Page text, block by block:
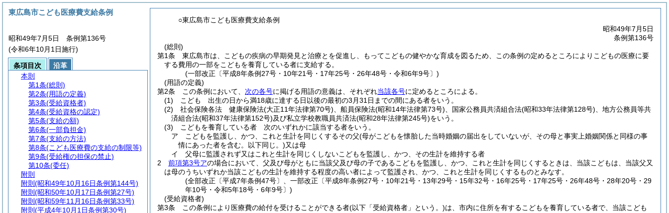
○東広島市こども医療費支給条例
昭和49年7月5日
条例第136号
(総則)
第1条
東広島市は、こどもの疾病の早期発見と治療とを促進し、もってこどもの健やかな育成を図るため、この条例の定めるところによりこどもの医療に要
する費用の一部をこどもを養育している者に支給する。
(一部改正〔平成8年条例27号・10年21号・17年25号・26年48号・令和6年9号〕)
(用語の定義)
第2条
この条例において、 次の各号に掲げる用語の意義は、それぞれ当該各号に定めるところによる。
(1)
こども 出生の日から満18歳に達する日以後の最初の3月31日までの間にある者をいう。
(2)
社会保険各法 健康保険法(大正11年法律第70号) 、船員保険法(昭和14年法律第73号) 、国家公務員共済組合法(昭和33年法律第128号) 、地方公務員等共
済組合法(昭和37年法律第152号)及び私立学校教職員共済法(昭和28年法律第245号)をいう。
(3)
こどもを養育している者 次のいずれかに該当する者をいう。
ア
こどもを監護し、かつ、これと生計を同じくするその父(母がこどもを懐胎した当時婚姻の届出をしていないが、その母と事実上婚姻関係と同様の事
情にあった者を含む。以下同じ。)又は母
イ
父母に監護されず又はこれと生計を同じくしないこどもを監護し、かつ、その生計を維持する者
2
前項第3号アの場合において、父及び母がともに当該父及び母の子であるこどもを監護し、かつ、これと生計を同じくするときは、当該こどもは、当該父又
は母のうちいずれか当該こどもの生計を維持する程度の高い者によって監護され、かつ、これと生計を同じくするものとみなす。
(全部改正〔平成7年条例47号〕、一部改正〔平成8年条例27号・10年21号・13年29号・15年32号・16年25号・17年25号・26年48号・28年20号・29
年10号・令和5年18号・6年9号〕)
(受給資格者)
第3条
この条例により医療費の給付を受けることができる者(以下「受給資格者」という。)は、市内に住所を有するこどもを養育している者で、当該こども
東広島市こども医療費支給条例
昭和49年7月5日 条例第136号
(令和6年10月1日施行)
条項目次
沿革
本則
第1条(総則)
第2条(用語の定義)
第3条(受給資格者)
第4条(受給資格の認定)
第5条(支給の額)
第6条(一部負担金)
第7条(支給の方法)
第8条(こども医療費の支給の制限等)
第9条(受給権の担保の禁止)
第10条(委任)
附則
附則 (昭和49年10月16日条例第144号)
附則 (昭和50年10月17日条例第27号)
附則 (昭和59年11月16日条例第33号)
附則 (平成4年10月1日条例第30号)